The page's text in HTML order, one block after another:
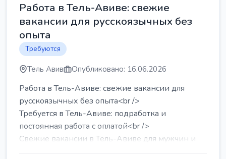
Работа в Тель-Авиве: свежие
вакансии для русскоязычных без
опыта
Требуются
Тель Авив Опубликовано: 16.06.2026
Работа в Тель-Авиве: свежие вакансии для
русскоязычных без опыта<br />
Требуется в Тель-Авиве: подработка и
постоянная работа с оплатой<br />
Свежие вакансии в Тель-Авиве для мужчин и
женщин от хозя...